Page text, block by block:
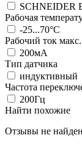
SCHNEIDER
Рабочая
-25...70°C
Рабочий ток макс.
200мА
Тип датчика
индуктивный
Частота
200Гц
Найти похожие
Отзывы не